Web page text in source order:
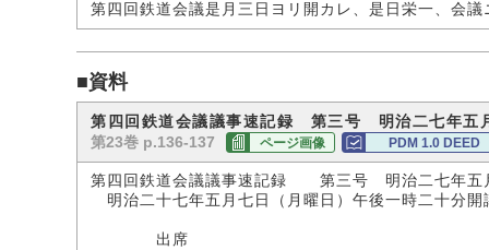
第四回鉄道会議是月三日ヨリ開カレ、是日栄一、会
■資料
第四回鉄道会議議事速記録 第三号 明治二七年五
第23巻 p.136-137 ページ画像 PDM 1.0 DEED
第四回鉄道会議議事速記録 第三号 明治二七年五
明治二十七年五月七日（月曜日）午後一時二十分開
出席